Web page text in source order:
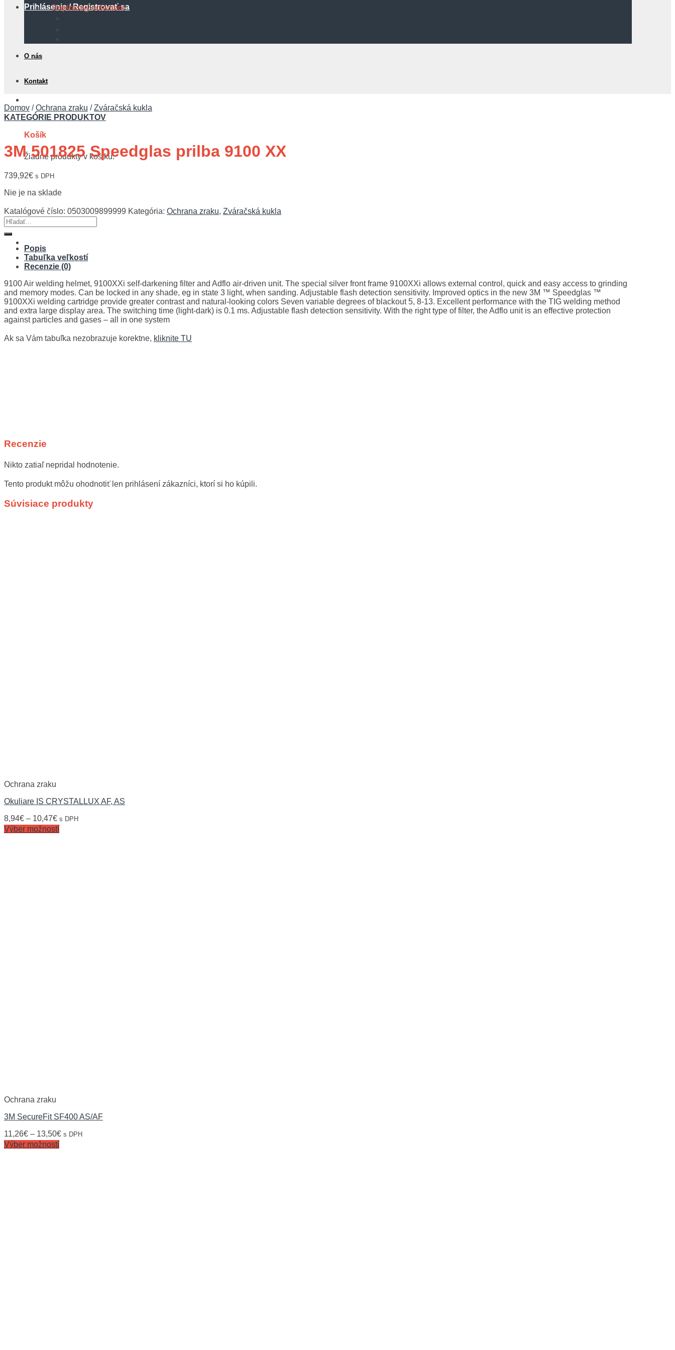
Prihlásenie / Registrovať sa
Košík
Žiadne produkty v košíku.
Doplnkový sortiment
O nás
Kontakt
Domov / Ochrana zraku / Zváračská kukla
KATEGÓRIE PRODUKTOV
3M 501825 Speedglas prilba 9100 XX
739,92€ s DPH
Nie je na sklade
Katalógové číslo: 0503009899999 Kategória: Ochrana zraku, Zváračská kukla
Hľadať:
Popis
Tabuľka veľkostí
Recenzie (0)
9100 Air welding helmet, 9100XXi self-darkening filter and Adflo air-driven unit. The special silver front frame 9100XXi allows external control, quick and easy access to grinding
and memory modes. Can be locked in any shade, eg in state 3 light, when sanding. Adjustable flash detection sensitivity. Improved optics in the new 3M ™ Speedglas ™
9100XXi welding cartridge provide greater contrast and natural-looking colors Seven variable degrees of blackout 5, 8-13. Excellent performance with the TIG welding method
and extra large display area. The switching time (light-dark) is 0.1 ms. Adjustable flash detection sensitivity. With the right type of filter, the Adflo unit is an effective protection
against particles and gases – all in one system
Ak sa Vám tabuľka nezobrazuje korektne, kliknite TU
Recenzie
Nikto zatiaľ nepridal hodnotenie.
Tento produkt môžu ohodnotiť len prihlásení zákazníci, ktorí si ho kúpili.
Súvisiace produkty
Ochrana zraku
Okuliare IS CRYSTALLUX AF, AS
8,94€ – 10,47€ s DPH
Výber možností
Ochrana zraku
3M SecureFit SF400 AS/AF
11,26€ – 13,50€ s DPH
Výber možností